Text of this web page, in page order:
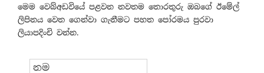
මෙම වෙබ්අඩවියේ පළවන නවතම තොරතුරු ඔබගේ ඊමේල්
ලිපිනය වෙත ගෙන්වා ගැනීමට පහත පෝරමය පුරවා
ලියාපදිංචි වන්න.